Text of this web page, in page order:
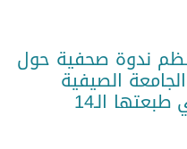
تنظم ندوة صحفية حول
الصيفية
الـ14